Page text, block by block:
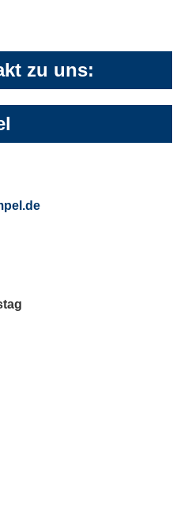
zu uns: